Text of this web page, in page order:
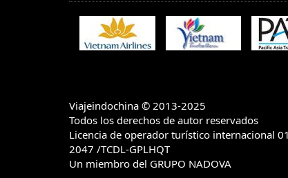
Viajeindochina © 2013-2025
Todos los derechos de autor reservados
Licencia de operador turístico internacional
2047 /TCDL-GPLHQT
Un miembro del GRUPO NADOVA